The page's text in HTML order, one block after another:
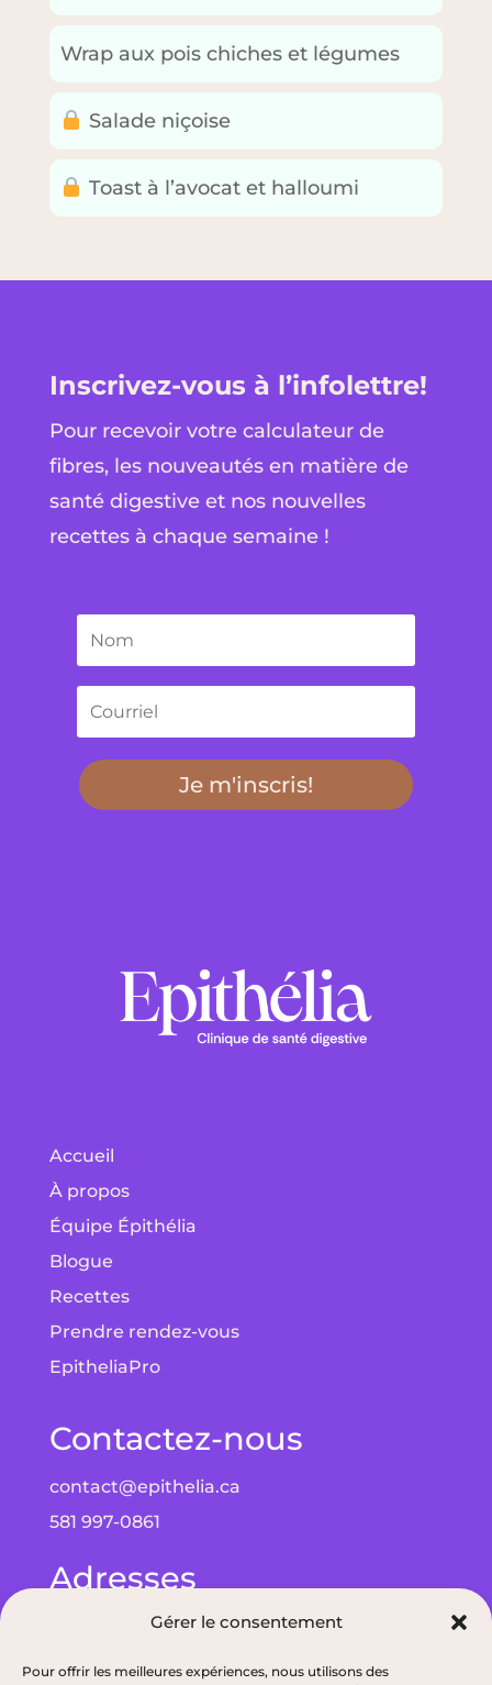
Gérer le consentement
Pour offrir les meilleures expériences, nous utilisons des
Wrap aux pois chiches et légumes
Salade niçoise
Toast à l’avocat et halloumi
Inscrivez-vous à l’infolettre!
Pour recevoir votre calculateur de
fibres, les nouveautés en matière de
santé digestive et nos nouvelles
recettes à chaque semaine !
Je m'inscris!
Accueil
À propos
Équipe Épithélia
Blogue
Recettes
Prendre rendez-vous
EpitheliaPro
Contactez-nous
contact@epithelia.ca
581 997-0861
Adresses
Bureau à Québec : 5075 Wilfrid-Hamel Blvd
bureau 215, G2E 5G3